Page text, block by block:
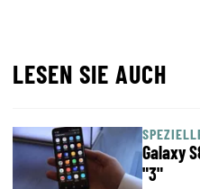
LESEN SIE AUCH
Galaxy
"3"